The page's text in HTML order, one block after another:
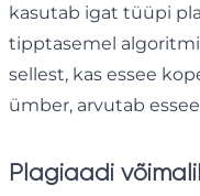
kasutab igat tüüpi
tipptasemel
sellest, kas essee
ümber, arvutab
Plagiaadi